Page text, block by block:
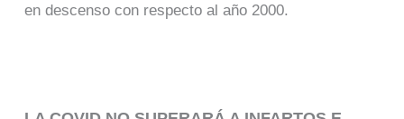
en descenso con respecto al año 2000.